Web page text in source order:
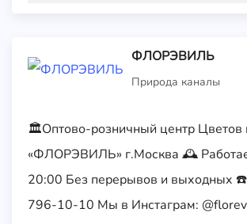
ФЛОРЭВИЛЬ
Природа каналы
🏛Оптово-розничный центр Цветов
«ФЛОРЭВИЛЬ» г.Москва 🕰
20:00 Без перерывов и выходных
796-10-10 Мы в Инстаграм: